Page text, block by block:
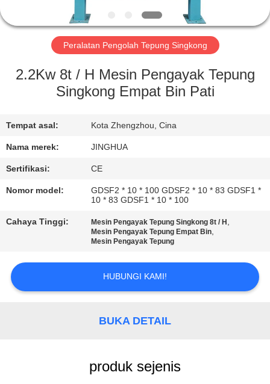
PERTUNJUKAN
VR
TENTANG
TUR
PABRIK
KONTROL
KAMI
BERITA
Peralatan Pengolah Tepung Singkong
2.2Kw 8t / H Mesin Pengayak Tepung
Singkong Empat Bin Pati
Tempat asal: Kota Zhengzhou, Cina
Nama merek: JINGHUA
Sertifikasi: CE
Nomor model:
GDSF2 * 10 * 100 GDSF2 * 10 * 83 GDSF1 *
10 * 83 GDSF1 * 10 * 100
Cahaya Tinggi: Mesin Pengayak Tepung Singkong 8t / H ,
Mesin Pengayak Tepung Empat Bin,
Mesin Pengayak Tepung
HUBUNGI KAMI!
BUKA DETAIL
produk sejenis